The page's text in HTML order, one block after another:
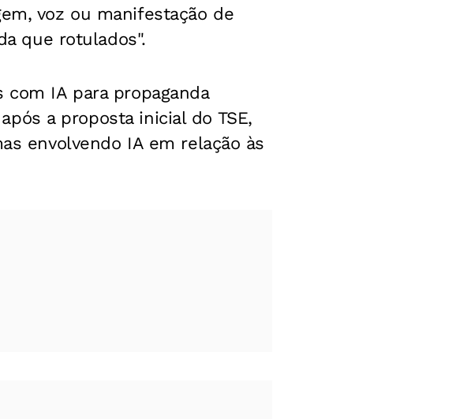
voz ou manifestação de
que rotulados".
IA para propaganda
a proposta inicial do TSE,
envolvendo IA em relação às